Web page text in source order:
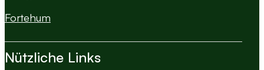
Fortehum
Nützliche Links